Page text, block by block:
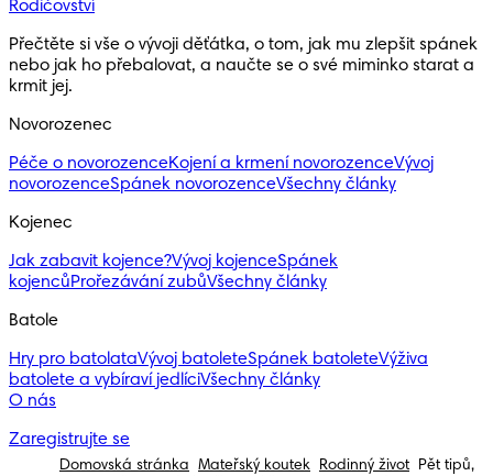
Rodičovství
Přečtěte si vše o vývoji děťátka, o tom, jak mu zlepšit spánek
nebo jak ho přebalovat, a naučte se o své miminko starat a
krmit jej.
Novorozenec
Péče o novorozenceKojení a krmení novorozenceVývoj
novorozenceSpánek novorozenceVšechny články
Kojenec
Jak zabavit kojence?Vývoj kojenceSpánek
kojencůProřezávání zubůVšechny články
Batole
Hry pro batolataVývoj batoleteSpánek batoleteVýživa
batolete a vybíraví jedlíciVšechny články
O nás
Zaregistrujte se
Domovská stránka Mateřský koutek Rodinný život
Pět tipů,